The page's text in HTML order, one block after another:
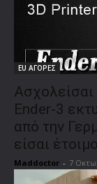
EU ΑΓΟΡΕΣ
Ender-3
από την
είσαι
Maddoctor - 7